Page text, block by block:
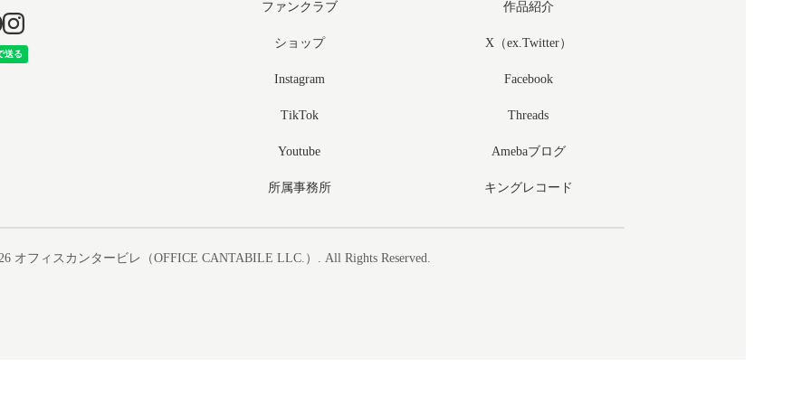
ファンクラブ 作品紹介
ショップ X（ex.Twitter）
Instagram Facebook
TikTok Threads
Youtube Amebaブログ
所属事務所 キングレコード
オフィスカンタービレ（OFFICE CANTABILE LLC.） . All Rights Reserved.